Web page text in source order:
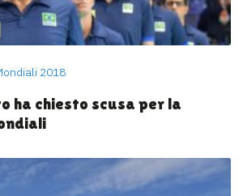
2018
ha chiesto scusa per la